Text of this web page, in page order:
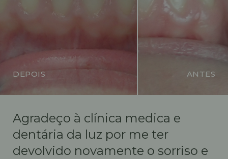
Agradeço à clínica medica e
dentária da luz por me ter
devolvido novamente o sorriso e
ANTES
DEPOIS